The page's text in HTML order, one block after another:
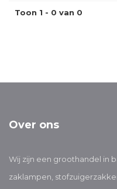
Toon 1 - 0 van 0
Over ons
Wij zijn een groothandel in
zaklampen,